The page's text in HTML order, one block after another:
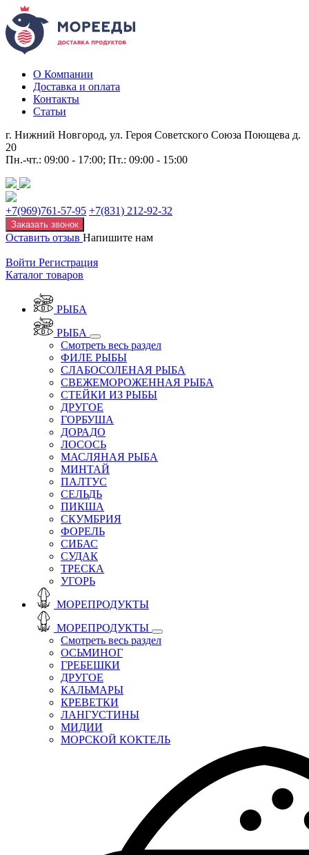
О Компании
Доставка и оплата
Контакты
Статьи
г. Нижний Новгород, ул. Героя Советского Союза Поющева д.
20
Пн.-чт.: 09:00 - 17:00; Пт.: 09:00 - 15:00
+7(969)761-57-95 +7(831) 212-92-32
Заказать звонок
Оставить отзыв Напишите нам
Войти Регистрация
Каталог товаров
РЫБА
РЫБА
Смотреть весь раздел
ФИЛЕ РЫБЫ
СЛАБОСОЛЕНАЯ РЫБА
СВЕЖЕМОРОЖЕННАЯ РЫБА
СТЕЙКИ ИЗ РЫБЫ
ДРУГОЕ
ГОРБУША
ДОРАДО
ЛОСОСЬ
МАСЛЯНАЯ РЫБА
МИНТАЙ
ПАЛТУС
СЕЛЬДЬ
ПИКША
СКУМБРИЯ
ФОРЕЛЬ
СИБАС
СУДАК
ТРЕСКА
УГОРЬ
МОРЕПРОДУКТЫ
МОРЕПРОДУКТЫ
Смотреть весь раздел
ОСЬМИНОГ
ГРЕБЕШКИ
ДРУГОЕ
КАЛЬМАРЫ
КРЕВЕТКИ
ЛАНГУСТИНЫ
МИДИИ
МОРСКОЙ КОКТЕЛЬ